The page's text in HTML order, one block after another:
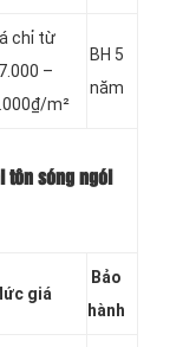
chỉ từ
–
m²
BH 5
năm
tôn sóng ngói
giá
Bảo
hành